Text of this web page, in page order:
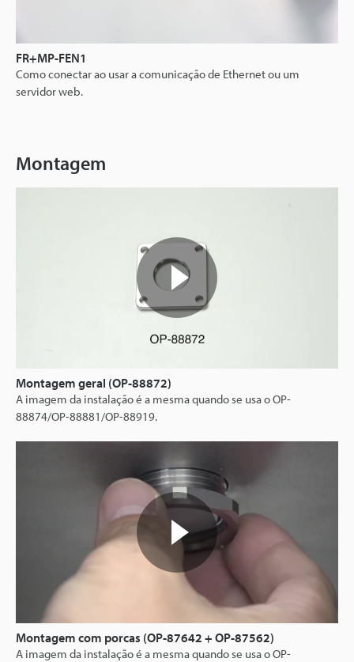
FR+MP-FEN1
Como conectar ao usar a comunicação de Ethernet ou um
servidor web.
Montagem
Montagem geral (OP-88872)
A imagem da instalação é a mesma quando se usa o OP-
88874/OP-88881/OP-88919.
Montagem com porcas (OP-87642 + OP-87562)
A imagem da instalação é a mesma quando se usa o OP-